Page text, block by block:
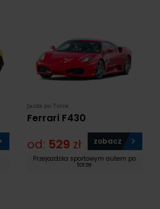
Jazda po Torze
Ferrari F430
od: 529 zł zobacz
Przejażdżka sportowym autem po
torze